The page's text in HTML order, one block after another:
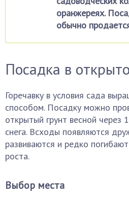
оранжереях.
обычно
Посадка в
Горечавку в условия сада
способом. Посадку можно
открытый грунт весной через
снега. Всходы появляются
развиваются и редко
роста.
Выбор места